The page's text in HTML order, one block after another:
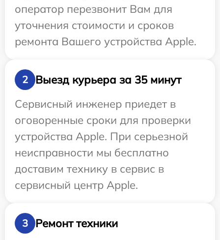
оператор перезвонит Вам для
уточнения стоимости и сроков
ремонта Вашего устройства Apple.
2
Выезд курьера за 35 минут
Сервисный инженер приедет в
оговоренные сроки для проверки
устройства Apple. При серьезной
неисправности мы бесплатно
доставим технику в сервис в
сервисный центр Apple.
3
Ремонт техники